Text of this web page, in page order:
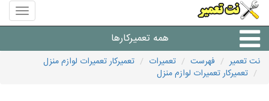
منوی
سایت
تعمیر
همه تعمیرکارها
شرکت های تعمیرات لوازم
نت تعمیر فهرست تعمیرات
تعمیرکار تعمیرات لوازم منزل
تعمیرکار تعمیرات لوازم منزل